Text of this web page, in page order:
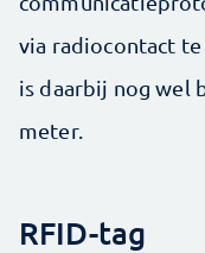
via radiocontact
is daarbij nog wel
meter.
RFID-tag